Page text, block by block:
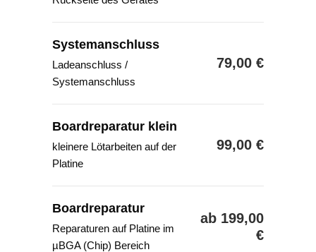
Systemanschluss
Ladeanschluss /
Systemanschluss
79,00 €
Boardreparatur klein
kleinere Lötarbeiten auf der
Platine
99,00 €
Boardreparatur
Reparaturen auf Platine im
µBGA (Chip) Bereich
ab 199,00
€